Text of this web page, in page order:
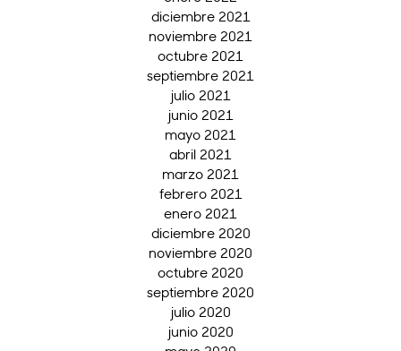
diciembre 2021
noviembre 2021
octubre 2021
septiembre 2021
julio 2021
junio 2021
mayo 2021
abril 2021
marzo 2021
febrero 2021
enero 2021
diciembre 2020
noviembre 2020
octubre 2020
septiembre 2020
julio 2020
junio 2020